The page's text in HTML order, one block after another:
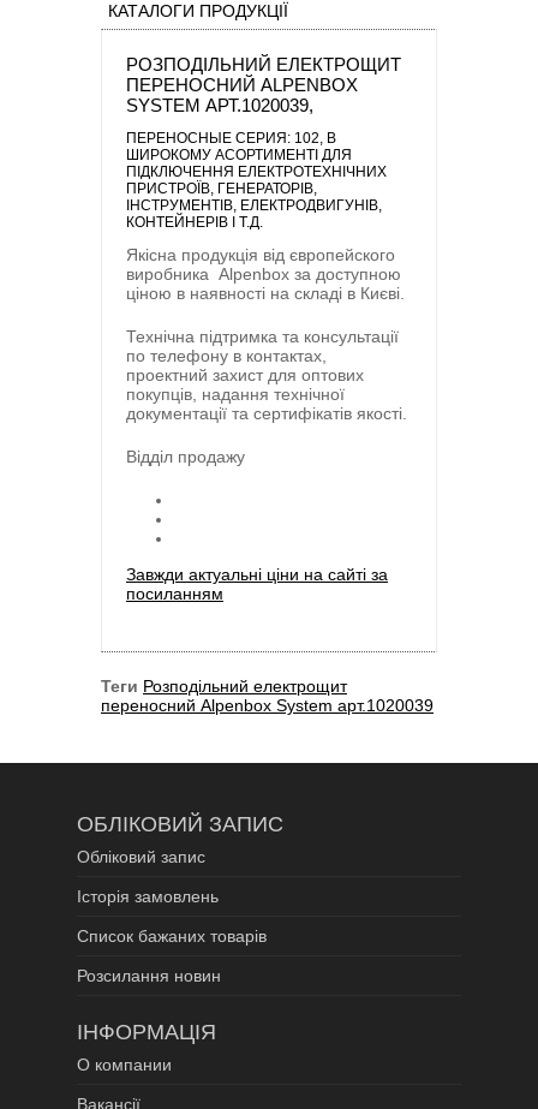
КАТАЛОГИ ПРОДУКЦІЇ
РОЗПОДІЛЬНИЙ ЕЛЕКТРОЩИТ
ПЕРЕНОСНИЙ ALPENBOX
SYSTEM АРТ.1020039,
ПЕРЕНОСНЫЕ CЕРИЯ: 102, В
ШИРОКОМУ АСОРТИМЕНТІ ДЛЯ
ПІДКЛЮЧЕННЯ ЕЛЕКТРОТЕХНІЧНИХ
ПРИСТРОЇВ, ГЕНЕРАТОРІВ,
ІНСТРУМЕНТІВ, ЕЛЕКТРОДВИГУНІВ,
КОНТЕЙНЕРІВ І Т.Д.
Якісна продукція від європейского
виробника Alpenbox за доступною
ціною в наявності на складі в Києві.
Технічна підтримка та консультації
по телефону в контактах,
проектний захист для оптових
покупців, надання технічної
документації та сертифікатів якості.
Відділ продажу
Завжди актуальні ціни на сайті за
посиланням
Теги Розподільний електрощит
переносний Alpenbox System арт.1020039
ОБЛІКОВИЙ ЗАПИС
Обліковий запис
Історія замовлень
Список бажаних товарів
Розсилання новин
ІНФОРМАЦІЯ
О компании
Вакансії